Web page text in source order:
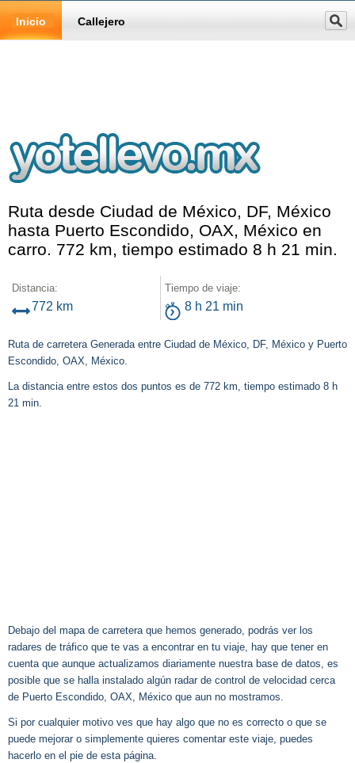
Inicio Callejero
Ruta desde Ciudad de México, DF, México
hasta Puerto Escondido, OAX, México en
carro. 772 km, tiempo estimado 8 h 21 min.
Distancia:
772 km
Tiempo de viaje:
8 h 21 min
Ruta de carretera Generada entre Ciudad de México, DF, México y Puerto
Escondido, OAX, México.
La distancia entre estos dos puntos es de 772 km, tiempo estimado 8 h
21 min.
Debajo del mapa de carretera que hemos generado, podrás ver los
radares de tráfico que te vas a encontrar en tu viaje, hay que tener en
cuenta que aunque actualizamos diariamente nuestra base de datos, es
posible que se halla instalado algún radar de control de velocidad cerca
de Puerto Escondido, OAX, México que aun no mostramos.
Si por cualquier motivo ves que hay algo que no es correcto o que se
puede mejorar o simplemente quieres comentar este viaje, puedes
hacerlo en el pie de esta página.